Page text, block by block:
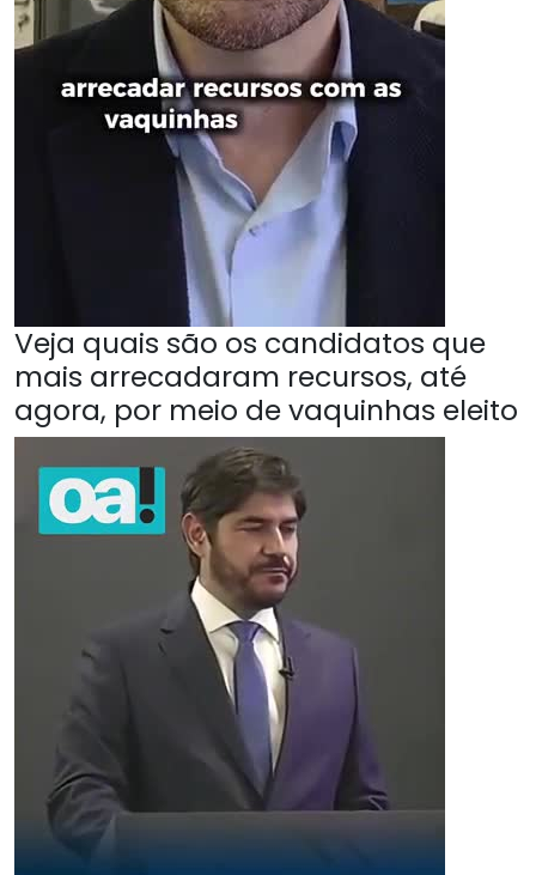
Veja quais são os candidatos que
mais arrecadaram recursos, até
agora, por meio de vaquinhas eleito